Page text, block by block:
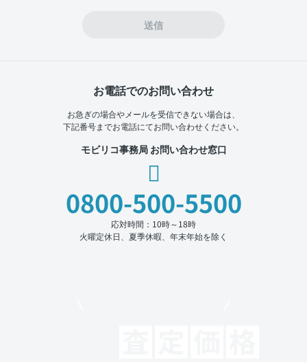
送信
お電話でのお問い合わせ
お急ぎの場合やメールを受信できない場合は、
下記番号までお電話にてお問い合わせください。
モビリコ事務局 お問い合わせ窓口
0800-500-5500
応対時間：10時～18時
火曜定休日、夏季休暇、年末年始を除く